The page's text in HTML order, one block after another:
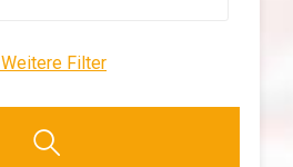
Weitere Filter